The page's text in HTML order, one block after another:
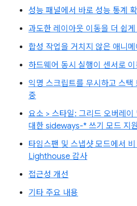
성능 패널에서 바로 성능 통계
과도한 레이아웃 이동을 더 쉽
합성 작업을 거치지 않은 애니메
하드웨어 동시 실행이 센서로 이
익명 스크립트를 무시하고 스택
중
요소 > 스타일: 그리드 오버레이
대한 sideways-* 쓰기 모드 지원
타임스팬 및 스냅샷 모드에서
Lighthouse 감사
접근성 개선
기타 주요 내용